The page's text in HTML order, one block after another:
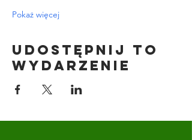
Pokaż więcej
Udostępnij to
wydarzenie